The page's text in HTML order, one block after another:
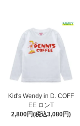
Kid's Wendy in D. COFF
EE ロンT
2,800円(税込3,080円)